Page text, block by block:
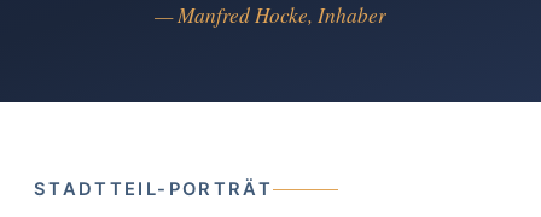
— Manfred Hocke, Inhaber
STADTTEIL-PORTRÄT